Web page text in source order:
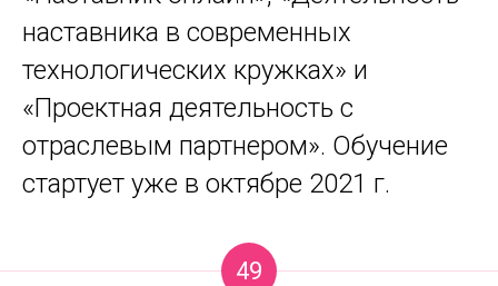
наставника в современных
технологических кружках» и
«Проектная деятельность с
отраслевым партнером». Обучение
стартует уже в октябре 2021 г.
49